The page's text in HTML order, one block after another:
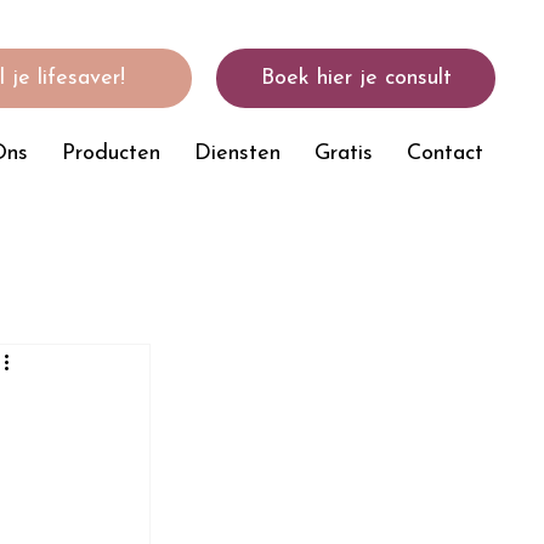
Producten Diensten Gratis Contact
je lifesaver! Boek hier je consult